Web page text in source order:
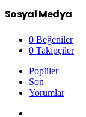
Sosyal Medya
0 Beğeniler
0 Takipçiler
Popüler
Son
Yorumlar